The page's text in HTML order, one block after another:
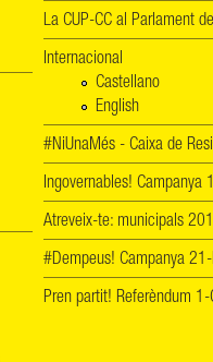
La CUP-CC al Parlament
Internacional
Castellano
English
#NiUnaMés - Caixa de
Ingovernables! Campanya
Atreveix-te: municipals
#Dempeus! Campanya
Pren partit! Referèndum 1-